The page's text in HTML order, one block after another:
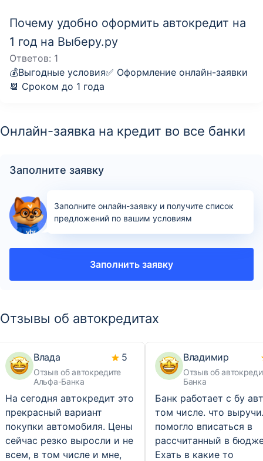
Почему удобно оформить автокредит на
1 год на Выберу.ру
Ответов: 1
💰Выгодные условия✅ Оформление онлайн-заявки
📆 Сроком до 1 года
Онлайн-заявка на кредит во все банки
Заполните заявку
Заполните онлайн-заявку и получите список
предложений по вашим условиям
Заполнить заявку
Отзывы об автокредитах
Влада
Отзыв об автокредите
Альфа-Банка
5
На сегодня автокредит это
прекрасный вариант
покупки автомобиля. Цены
сейчас резко выросли и не
всем, в том числе и мне,
Владимир
Отзыв об
Банка
Банк работает с бу
том числе. что
помогло вписаться в
рассчитанный в
Ехать в какие то